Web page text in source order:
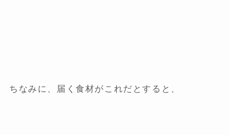
ちなみに、届く食材がこれだとすると、